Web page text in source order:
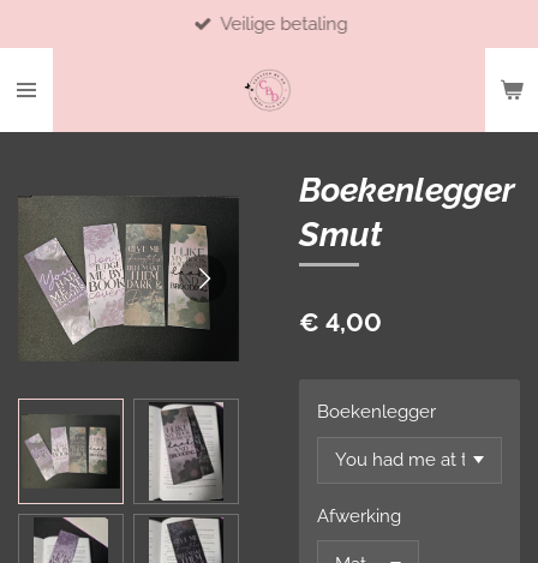
naar
Veilige betaling
Boekenlegger
Smut
€ 4,00
Boekenlegger
Afwerking